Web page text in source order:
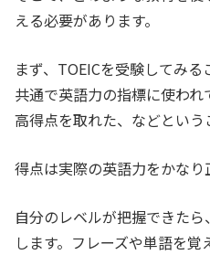
える必要があります。
まず、TOEICを受験してみ
共通で英語力の指標に使わ
高得点を取れた、などという
得点は実際の英語力をかなり
自分のレベルが把握できた
します。フレーズや単語を